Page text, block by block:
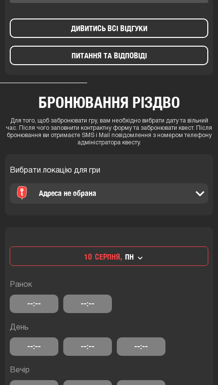
ДИВИТИСЬ ВСІ ВІДГУКИ
ПИТАННЯ ТА ВІДПОВІДІ
БРОНЮВАННЯ РІЗДВО
Для того, щоб забронювати гру, вам необхідно вибрати дату та вільний
час. Після чого заповнити контрактну форму та забронювати квест. Після
бронювання ви отримаєте SMS і Mail повідомлення з номером телефону
адміністратора квесту.
Вибрати локацію для гри
10 СЕРПНЯ, ПН
Ранок
--:-- --:--
День
--:-- --:-- --:--
Вечір